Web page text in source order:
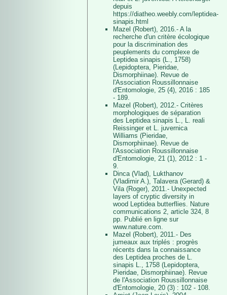
depuis
https://diatheo.weebly.com/leptidea-
sinapis.html
Mazel (Robert), 2016.- A la
recherche d'un critère écologique
pour la discrimination des
peuplements du complexe de
Leptidea sinapis (L., 1758)
(Lepidoptera, Pieridae,
Dismorphiinae). Revue de
l'Association Roussillonnaise
d'Entomologie, 25 (4), 2016 : 185
- 189.
Mazel (Robert), 2012.- Critères
morphologiques de séparation
des Leptidea sinapis L., L. reali
Reissinger et L. juvernica
Williams (Pieridae,
Dismorphiinae). Revue de
l'Association Roussillonnaise
d'Entomologie, 21 (1), 2012 : 1 -
9.
Dinca (Vlad), Lukthanov
(Vladimir A.), Talavera (Gerard) &
Vila (Roger), 2011.- Unexpected
layers of cryptic diversity in
wood Leptidea butterflies. Nature
communications 2, article 324, 8
pp. Publié en ligne sur
www.nature.com.
Mazel (Robert), 2011.- Des
jumeaux aux triplés : progrès
récents dans la connaissance
des Leptidea proches de L.
sinapis L., 1758 (Lepidoptera,
Pieridae, Dismorphiinae). Revue
de l'Association Roussillonnaise
d'Entomologie, 20 (3) : 102 - 108.